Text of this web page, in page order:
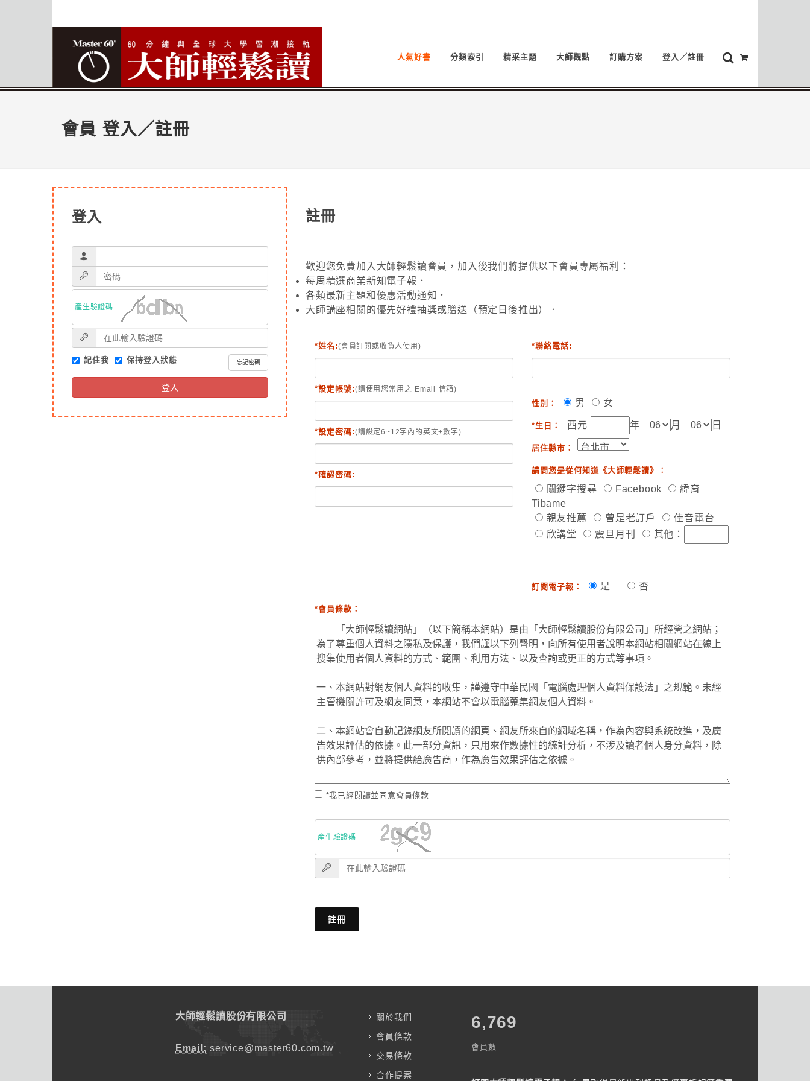
人氣好書 分類索引 精采主題 大師觀點 訂購方案 登入／註冊
會員 登入／註冊
登入
產生驗證碼
記住我 保持登入狀態 忘記密碼
登入
註冊
歡迎您免費加入大師輕鬆讀會員，加入後我們將提供以下會員專屬福利：
每周精選商業新知電子報．
各類最新主題和優惠活動通知．
大師講座相關的優先好禮抽獎或贈送（預定日後推出）．
*姓名:(會員訂閱或收貨人使用)
*設定帳號:(請使用您常用之 Email 信箱)
*設定密碼:(請設定6~12字內的英文+數字)
*確認密碼:
*聯絡電話:
性別： 男 女
*生日： 西元 年 月 日
居住縣市：
請問您是從何知道《大師輕鬆讀》：
關鍵字搜尋 Facebook
緯育
Tibame
親友推薦
曾是老訂戶
佳音電台
欣講堂
震旦月刊 其他：
訂閱電子報： 是 否
*會員條款：
*我已經閱讀並同意會員條款
產生驗證碼
註冊
大師輕鬆讀股份有限公司
Email: service@master60.com.tw
關於我們
會員條款
交易條款
合作提案
7,583
會員數